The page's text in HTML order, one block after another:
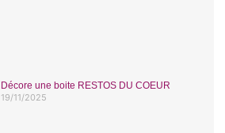
Décore une boite RESTOS DU COEUR
19/11/2025